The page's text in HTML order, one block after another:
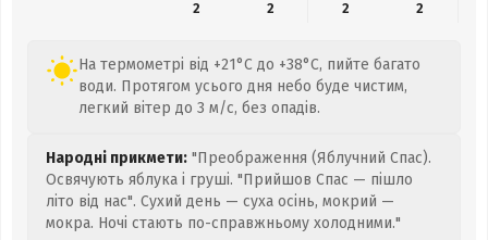
2
2 2 2
На термометрі від +21°C до +38°C, пийте багато
води. Протягом усього дня небо буде чистим,
легкий вітер до 3 м/с, без опадів.
Народні прикмети: "Преображення (Яблучний Спас).
Освячують яблука і груші. "Прийшов Спас — пішло
літо від нас". Сухий день — суха осінь, мокрий —
мокра. Ночі стають по-справжньому холодними."